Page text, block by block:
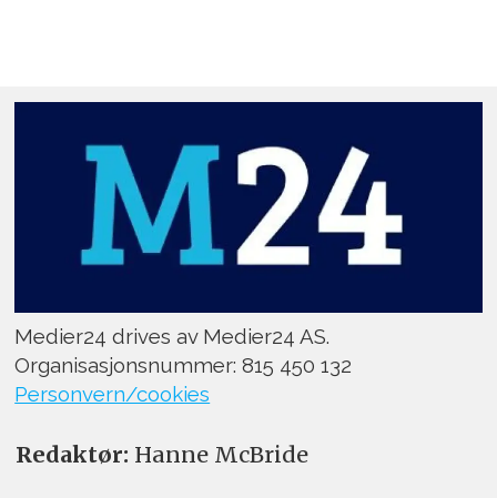
Medier24 drives av Medier24 AS.
Organisasjonsnummer: 815 450 132
Personvern/cookies
Redaktør: Hanne McBride